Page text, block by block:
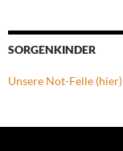
SORGENKINDER
Unsere Not-Felle (hier)